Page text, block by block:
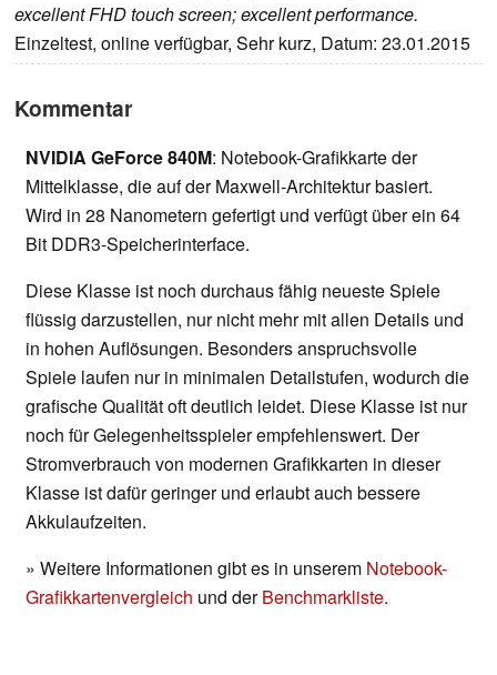
excellent FHD touch screen; excellent performance.
Einzeltest, online verfügbar, Sehr kurz, Datum: 23.01.2015
Kommentar
NVIDIA GeForce 840M: Notebook-Grafikkarte der
Mittelklasse, die auf der Maxwell-Architektur basiert.
Wird in 28 Nanometern gefertigt und verfügt über ein 64
Bit DDR3-Speicherinterface.
Diese Klasse ist noch durchaus fähig neueste Spiele
flüssig darzustellen, nur nicht mehr mit allen Details und
in hohen Auflösungen. Besonders anspruchsvolle
Spiele laufen nur in minimalen Detailstufen, wodurch die
grafische Qualität oft deutlich leidet. Diese Klasse ist nur
noch für Gelegenheitsspieler empfehlenswert. Der
Stromverbrauch von modernen Grafikkarten in dieser
Klasse ist dafür geringer und erlaubt auch bessere
Akkulaufzeiten.
» Weitere Informationen gibt es in unserem Notebook-
Grafikkartenvergleich und derBenchmarkliste.